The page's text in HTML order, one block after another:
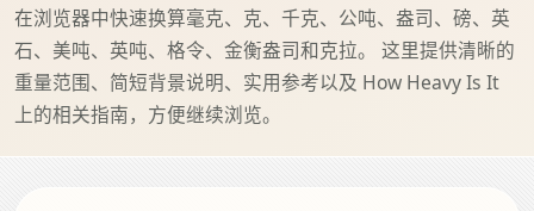
在浏览器中快速换算毫克、克、千克、公吨、盎司、磅、英
石、美吨、英吨、格令、金衡盎司和克拉。 这里提供清晰的
重量范围、简短背景说明、实用参考以及 How Heavy Is It
上的相关指南，方便继续浏览。